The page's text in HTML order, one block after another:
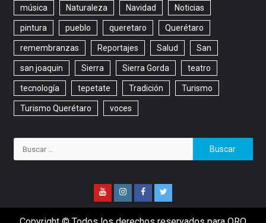
música Naturaleza Navidad Noticias
pintura pueblo queretaro Querétaro
remembranzas Reportajes Salud San
san joaquin Sierra Sierra Gorda teatro
tecnología tepetate Tradición Turismo
Turismo Querétaro voces